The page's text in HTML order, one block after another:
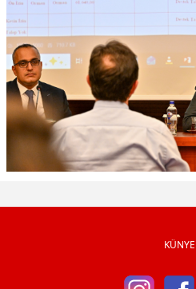
KÜNYE